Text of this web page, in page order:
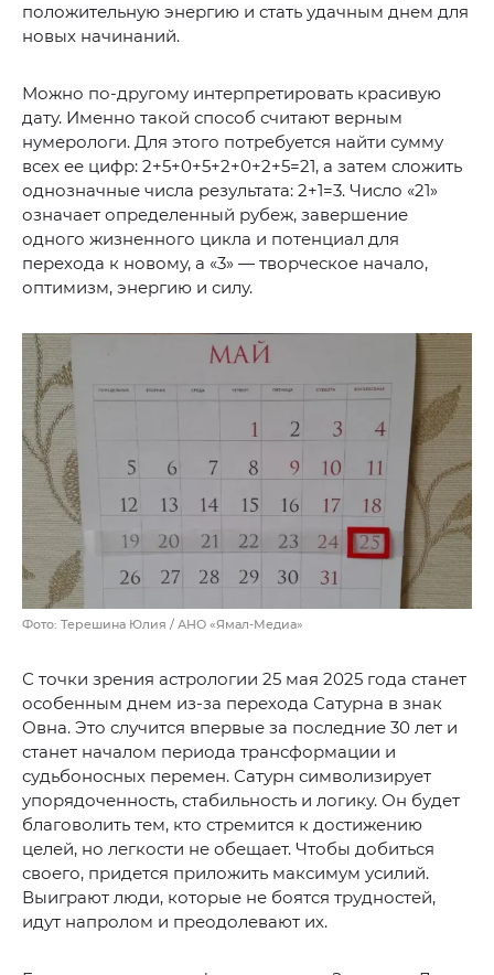
положительную энергию и стать удачным днем для
новых начинаний.
Можно по-другому интерпретировать красивую
дату. Именно такой способ считают верным
нумерологи. Для этого потребуется найти сумму
всех ее цифр: 2+5+0+5+2+0+2+5=21, а затем сложить
однозначные числа результата: 2+1=3. Число «21»
означает определенный рубеж, завершение
одного жизненного цикла и потенциал для
перехода к новому, а «3» — творческое начало,
оптимизм, энергию и силу.
Фото: Терешина Юлия / АНО «Ямал-Медиа»
С точки зрения астрологии 25 мая 2025 года станет
особенным днем из-за перехода Сатурна в знак
Овна. Это случится впервые за последние 30 лет и
станет началом периода трансформации и
судьбоносных перемен. Сатурн символизирует
упорядоченность, стабильность и логику. Он будет
благоволить тем, кто стремится к достижению
целей, но легкости не обещает. Чтобы добиться
своего, придется приложить максимум усилий.
Выиграют люди, которые не боятся трудностей,
идут напролом и преодолевают их.